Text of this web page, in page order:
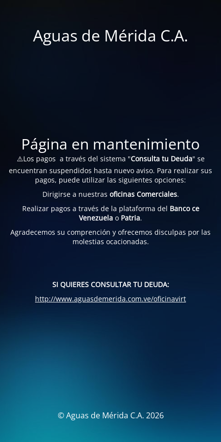
Aguas de Mérida C.A.
Página en mantenimiento
⚠️Los pagos a través del sistema "Consulta tu Deuda" se
encuentran suspendidos hasta nuevo aviso. Para realizar sus
pagos, puede utilizar las siguientes opciones:
Dirigirse a nuestras oficinas Comerciales.
Realizar pagos a través de la plataforma del Banco ce
Venezuela o Patria.
Agradecemos su comprención y ofrecemos disculpas por las
molestias ocacionadas.
SI QUIERES CONSULTAR TU DEUDA:
http://www.aguasdemerida.com.ve/oficinavirt
© Aguas de Mérida C.A. 2026